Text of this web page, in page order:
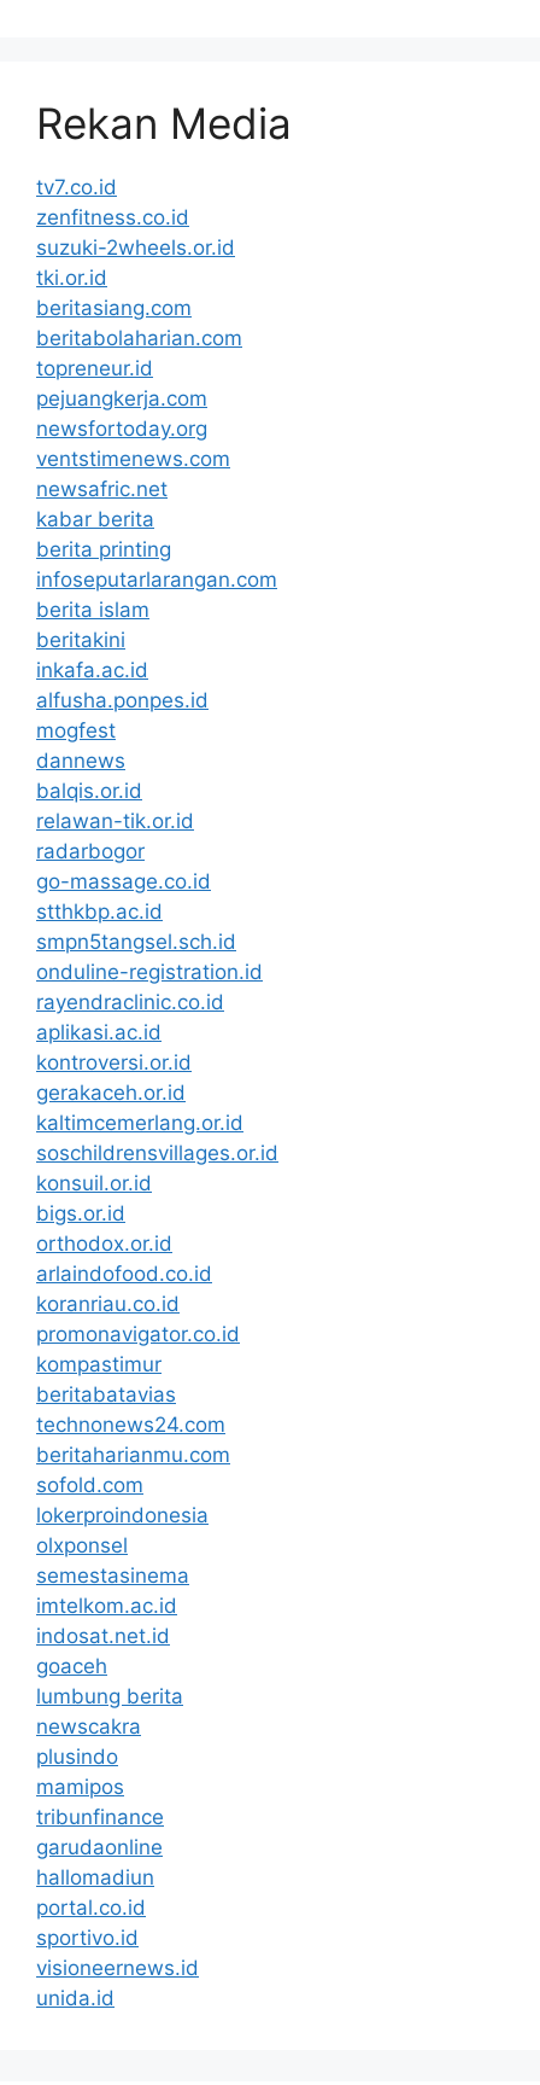
Rekan Media
tv7.co.id
zenfitness.co.id
suzuki-2wheels.or.id
tki.or.id
beritasiang.com
beritabolaharian.com
topreneur.id
pejuangkerja.com
newsfortoday.org
ventstimenews.com
newsafric.net
kabar berita
berita printing
infoseputarlarangan.com
berita islam
beritakini
inkafa.ac.id
alfusha.ponpes.id
mogfest
dannews
balqis.or.id
relawan-tik.or.id
radarbogor
go-massage.co.id
stthkbp.ac.id
smpn5tangsel.sch.id
onduline-registration.id
rayendraclinic.co.id
aplikasi.ac.id
kontroversi.or.id
gerakaceh.or.id
kaltimcemerlang.or.id
soschildrensvillages.or.id
konsuil.or.id
bigs.or.id
orthodox.or.id
arlaindofood.co.id
koranriau.co.id
promonavigator.co.id
kompastimur
beritabatavias
technonews24.com
beritaharianmu.com
sofold.com
lokerproindonesia
olxponsel
semestasinema
imtelkom.ac.id
indosat.net.id
goaceh
lumbung berita
newscakra
plusindo
mamipos
tribunfinance
garudaonline
hallomadiun
portal.co.id
sportivo.id
visioneernews.id
unida.id